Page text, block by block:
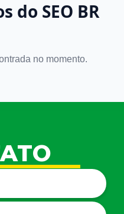
do SEO BR
no momento.